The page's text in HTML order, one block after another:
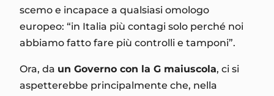
scemo e incapace a qualsiasi omologo
europeo: “in Italia più contagi solo perché noi
abbiamo fatto fare più controlli e tamponi”.
Ora, da un Governo con la G maiuscola, ci si
aspetterebbe principalmente che, nella